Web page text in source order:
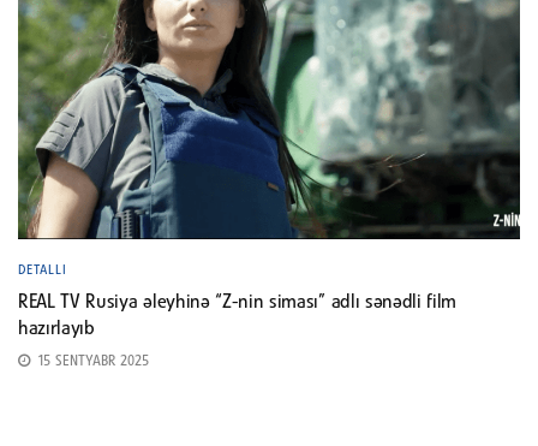
DETALLI
REAL TV Rusiya əleyhinə “Z-nin siması” adlı sənədli film
hazırlayıb
15 SENTYABR 2025